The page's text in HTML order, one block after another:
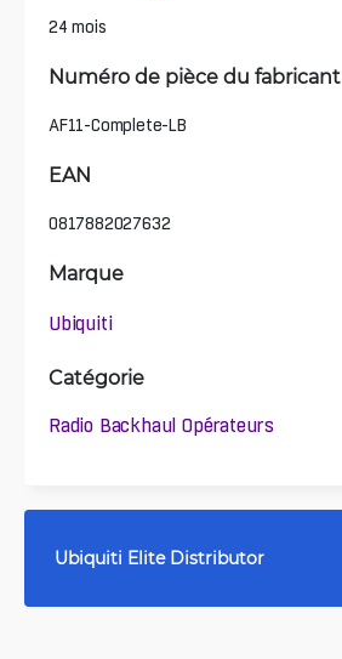
24 mois
Numéro de pièce du fabricant
AF11-Complete-LB
EAN
0817882027632
Marque
Ubiquiti
Catégorie
Radio Backhaul Opérateurs
Ubiquiti Elite Distributor